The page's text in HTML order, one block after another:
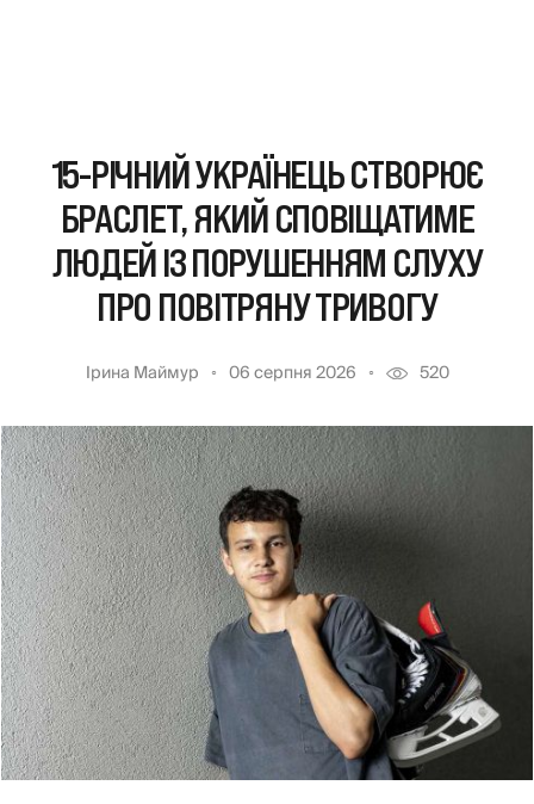
15-РІЧНИЙ УКРАЇНЕЦЬ СТВОРЮЄ
БРАСЛЕТ, ЯКИЙ СПОВІЩАТИМЕ
ЛЮДЕЙ ІЗ ПОРУШЕННЯМ СЛУХУ
ПРО ПОВІТРЯНУ ТРИВОГУ
Ірина Маймур 06 серпня 2026 520